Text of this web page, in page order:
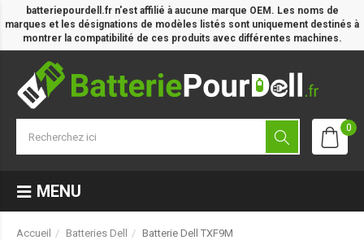
batteriepourdell.fr n'est affilié à aucune marque OEM. Les noms de
marques et les désignations de modèles listés sont uniquement destinés à
montrer la compatibilité de ces produits avec différentes machines.
0
MENU
Accueil Batteries Dell Batterie Dell TXF9M